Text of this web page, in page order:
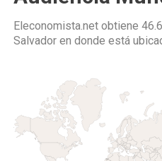
Eleconomista.net obtiene
Salvador en donde está